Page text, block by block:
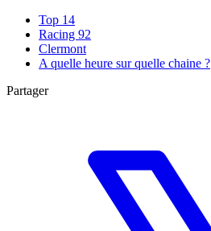
Top 14
Racing 92
Clermont
A quelle heure sur quelle chaine ?
Partager